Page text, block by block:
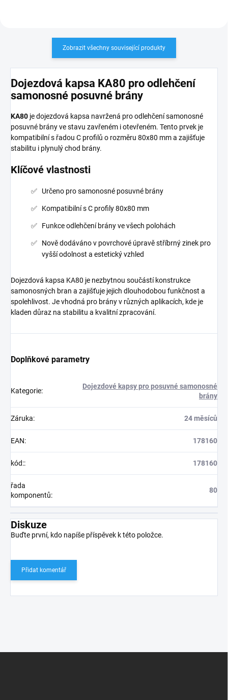
Zobrazit všechny související produkty
Dojezdová kapsa KA80 pro odlehčení
samonosné posuvné brány
KA80 je dojezdová kapsa navržená pro odlehčení samonosné
posuvné brány ve stavu zavřeném i otevřeném. Tento prvek je
kompatibilní s řadou C profilů o rozměru 80x80 mm a zajišťuje
stabilitu i plynulý chod brány.
Klíčové vlastnosti
Určeno pro samonosné posuvné brány
Kompatibilní s C profily 80x80 mm
Funkce odlehčení brány ve všech polohách
Nově dodáváno v povrchové úpravě stříbrný zinek pro
vyšší odolnost a estetický vzhled
Dojezdová kapsa KA80 je nezbytnou součástí konstrukce
samonosných bran a zajišťuje jejich dlouhodobou funkčnost a
spolehlivost. Je vhodná pro brány v různých aplikacích, kde je
kladen důraz na stabilitu a kvalitní zpracování.
Doplňkové parametry
Kategorie:
Dojezdové kapsy pro posuvné samonosné
brány
Záruka: 24 měsíců
EAN: 178160
kód:: 178160
řada
komponentů:
80
Diskuze
Buďte první, kdo napíše příspěvek k této položce.
Přidat komentář